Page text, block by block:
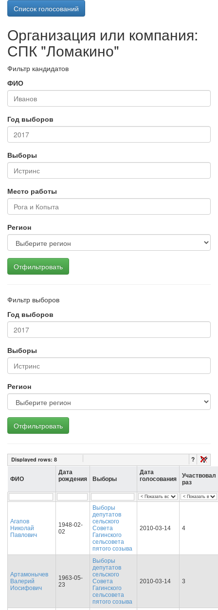
Список голосований
Организация или компания:
СПК "Ломакино"
Фильтр кандидатов
ФИО
Год выборов
Выборы
Место работы
Регион
Отфильтровать
Фильтр выборов
Год выборов
Выборы
Регион
Отфильтровать
Displayed rows: 8 ?
ФИО
Дата
рождения
Выборы
Дата
голосования
Участвовал
раз
Агапов
Николай
Павлович
1948-02-
02
Выборы
депутатов
сельского
Совета
Гагинского
сельсовета
пятого созыва
2010-03-14 4
Артамонычев
Валерий
Иосифович
1963-05-
23
Выборы
депутатов
сельского
Совета
Гагинского
сельсовета
пятого созыва
2010-03-14 3